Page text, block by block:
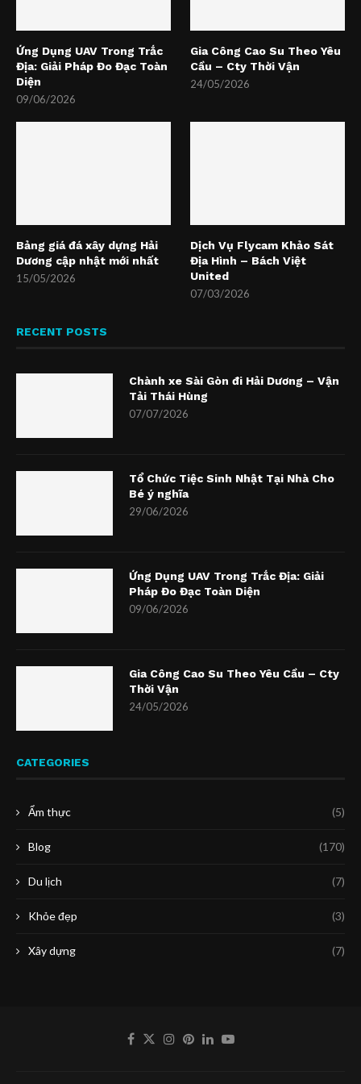
Ứng Dụng UAV Trong Trắc
Địa: Giải Pháp Đo Đạc Toàn
Diện
09/06/2026
Gia Công Cao Su Theo Yêu
Cầu – Cty Thời Vận
24/05/2026
Bảng giá đá xây dựng Hải
Dương cập nhật mới nhất
15/05/2026
Dịch Vụ Flycam Khảo Sát
Địa Hình – Bách Việt
United
07/03/2026
RECENT POSTS
Chành xe Sài Gòn đi Hải Dương – Vận
Tải Thái Hùng
07/07/2026
Tổ Chức Tiệc Sinh Nhật Tại Nhà Cho
Bé ý nghĩa
29/06/2026
Ứng Dụng UAV Trong Trắc Địa: Giải
Pháp Đo Đạc Toàn Diện
09/06/2026
Gia Công Cao Su Theo Yêu Cầu – Cty
Thời Vận
24/05/2026
CATEGORIES
Ẩm thực (5)
Blog (170)
Du lịch (7)
Khỏe đẹp (3)
Xây dựng (7)